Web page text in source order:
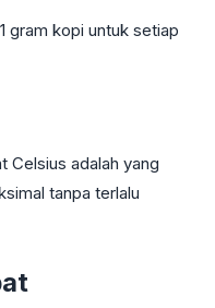
gram kopi untuk setiap
Celsius adalah yang
tanpa terlalu